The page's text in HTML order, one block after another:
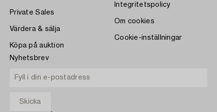
Private Sales
Värdera & sälja
Köpa på auktion
Integritetspolicy
Om cookies
Cookie-inställningar
Nyhetsbrev